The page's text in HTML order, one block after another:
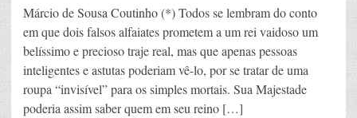
Márcio de Sousa Coutinho (*) Todos se lembram do conto
em que dois falsos alfaiates prometem a um rei vaidoso um
belíssimo e precioso traje real, mas que apenas pessoas
inteligentes e astutas poderiam vê-lo, por se tratar de uma
roupa “invisível” para os simples mortais. Sua Majestade
poderia assim saber quem em seu reino […]